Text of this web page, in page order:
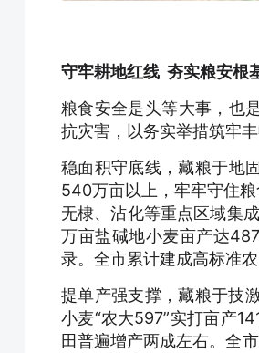
守牢耕地红线 夯实粮安根
粮食安全是头等大事，也
抗灾害，以务实举措筑牢丰
稳面积守底线，藏粮于地
540万亩以上，牢牢守住
无棣、沾化等重点区域集
万亩盐碱地小麦亩产达
录。全市累计建成高标准
提单产强支撑，藏粮于技
小麦“农大597”实打亩产
田普遍增产两成左右。全